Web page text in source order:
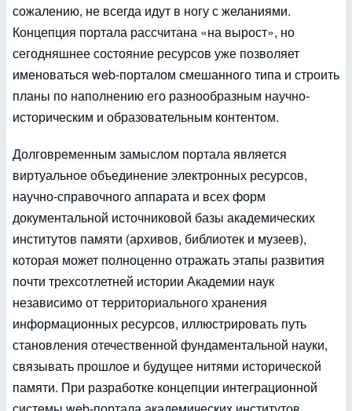
сожалению, не всегда идут в ногу с желаниями.
Концепция портала рассчитана «на вырост», но
сегодняшнее состояние ресурсов уже позволяет
именоваться web-порталом смешанного типа и строить
планы по наполнению его разнообразным научно-
историческим и образовательным контентом.
Долговременным замыслом портала является
виртуальное объединение электронных ресурсов,
научно-справочного аппарата и всех форм
документальной источниковой базы академических
институтов памяти (архивов, библиотек и музеев),
которая может полноценно отражать этапы развития
почти трехсотлетней истории Академии наук
независимо от территориального хранения
информационных ресурсов, иллюстрировать путь
становления отечественной фундаментальной науки,
связывать прошлое и будущее нитями исторической
памяти. При разработке концепции интеграционной